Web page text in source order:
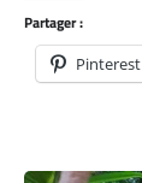
Partager :
Pinterest